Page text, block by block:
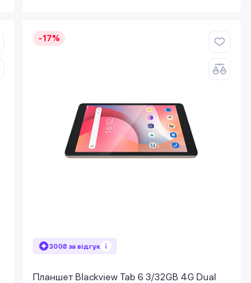
-17%
300₴ за відгук
Планшет Blackview Tab 6 3/32GB 4G Dual